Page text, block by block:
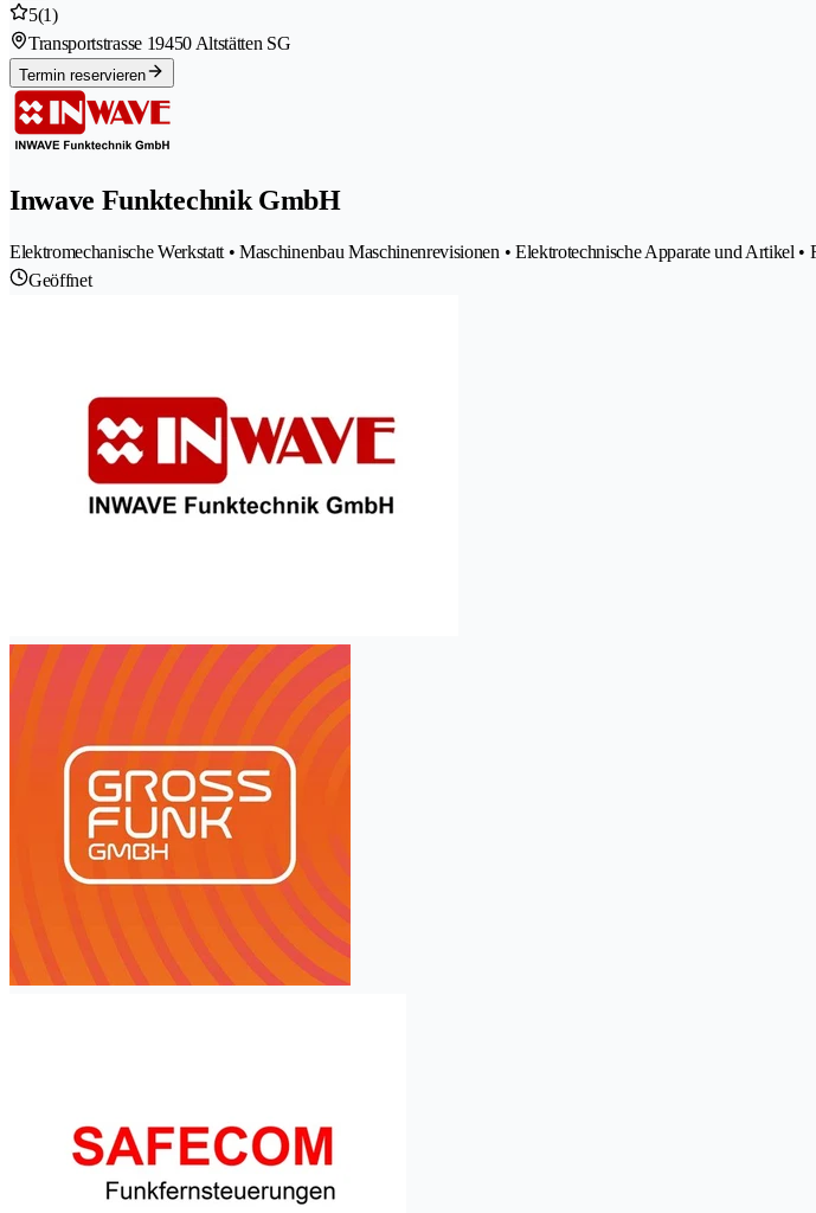
5(1)
Transportstrasse 19450 Altstätten SG
Termin reservieren
Inwave Funktechnik GmbH
Elektromechanische Werkstatt • Maschinenbau Maschinenrevisionen • Elektrotechnische Apparate und Artikel •
Geöffnet